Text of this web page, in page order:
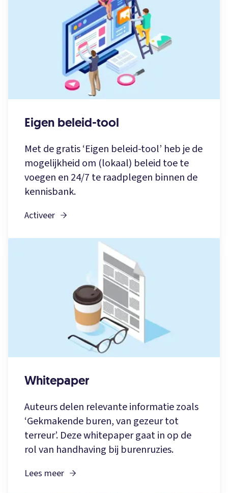
Eigen beleid-tool
Met de gratis ‘Eigen beleid-tool’ heb je de
mogelijkheid om (lokaal) beleid toe te
voegen en 24/7 te raadplegen binnen de
kennisbank.
Activeer
Whitepaper
Auteurs delen relevante informatie zoals
‘Gekmakende buren, van gezeur tot
terreur’. Deze whitepaper gaat in op de
rol van handhaving bij burenruzies.
Lees meer